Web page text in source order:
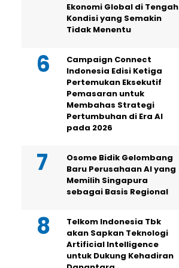
Ekonomi Global di Tengah
Kondisi yang Semakin
Tidak Menentu
Campaign Connect
Indonesia Edisi Ketiga
Pertemukan Eksekutif
Pemasaran untuk
Membahas Strategi
Pertumbuhan di Era AI
pada 2026
Osome Bidik Gelombang
Baru Perusahaan AI yang
Memilih Singapura
sebagai Basis Regional
Telkom Indonesia Tbk
akan Sapkan Teknologi
Artificial Intelligence
untuk Dukung Kehadiran